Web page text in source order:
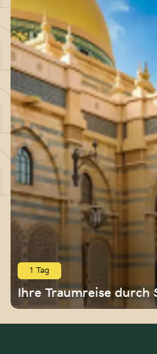
1 Tag
Ihre Traumreise durch